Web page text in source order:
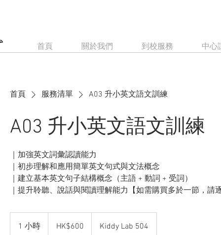
首頁 關於我們 到校服務 中心
首頁 服務清單 A03 升小英文語文訓練
A03 升小英文語文訓練
｜加強英文詞彙認讀能力
｜初步理解和應用簡單英文句式與文法概念
｜建立基本英文句子結構概念（主語 + 動詞 + 受詞）
｜提升聆聽、說話與閱讀理解能力【如需購買多於一節，
1 小時
KongHK$600 Kiddy Lab 504